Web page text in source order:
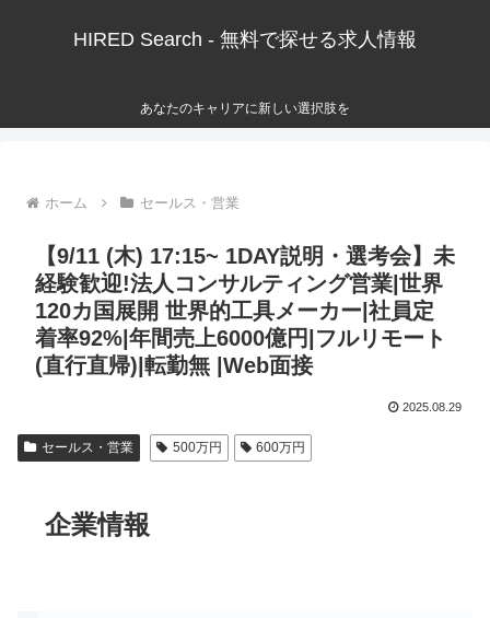
HIRED Search - 無料で探せる求人情報
あなたのキャリアに新しい選択肢を
ホーム セールス・営業
【9/11 (木) 17:15~ 1DAY説明・選考会】未
経験歓迎!法人コンサルティング営業|世界
120カ国展開 世界的工具メーカー|社員定
着率92%|年間売上6000億円|フルリモート
(直行直帰)|転勤無 |Web面接
2025.08.29
セールス・営業 500万円 600万円
企業情報